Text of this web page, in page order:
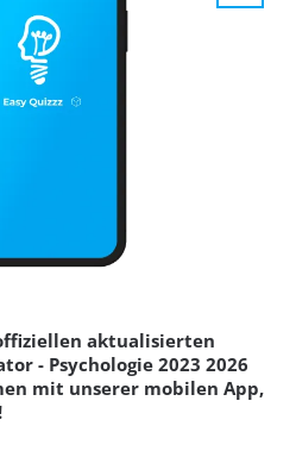
aktualisierten
- Psychologie 2023 2026
mit unserer mobilen App,